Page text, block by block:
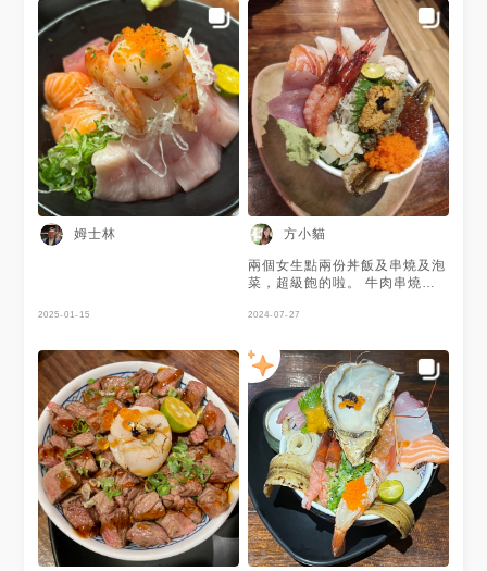
姆士林
2025-01-15
方小貓
兩個女生點兩份丼飯及串燒及泡
菜，超級飽的啦。 牛肉串燒很
就好，肚子才有空間品嘗其他餐
湯裡的料不含糊，真材實料的魚
肉，蝦味超濃的湯頭。 google
可以訂位，蠻方便的。 掃QR
code 訂餐，用完餐再付款，只
能支付現金。
2024-07-27